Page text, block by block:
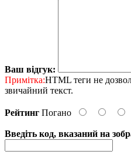
Ваш відгук:
Примітка:HTML теги не
звичайний текст.
Рейтинг Погано
Введіть код, вказаний на